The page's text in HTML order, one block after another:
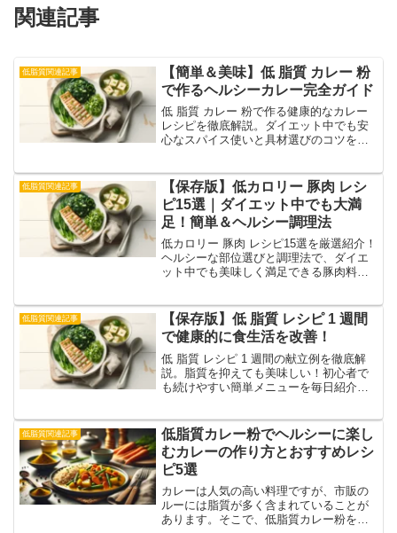
関連記事
低脂質関連記事
【簡単＆美味】低 脂質 カレー 粉
で作るヘルシーカレー完全ガイド
低 脂質 カレー 粉で作る健康的なカレー
レシピを徹底解説。ダイエット中でも安
心なスパイス使いと具材選びのコツをご
低脂質関連記事
【保存版】低カロリー 豚肉 レシ
ピ15選｜ダイエット中でも大満
足！簡単＆ヘルシー調理法
低カロリー 豚肉 レシピ15選を厳選紹介！
ヘルシーな部位選びと調理法で、ダイエ
ット中でも美味しく満足できる豚肉料理
低脂質関連記事
【保存版】低 脂質 レシピ 1 週間
で健康的に食生活を改善！
低 脂質 レシピ 1 週間の献立例を徹底解
説。脂質を抑えても美味しい！初心者で
も続けやすい簡単メニューを毎日紹介し
低脂質関連記事
低脂質カレー粉でヘルシーに楽し
むカレーの作り方とおすすめレシ
ピ5選
カレーは人気の高い料理ですが、市販の
ルーには脂質が多く含まれていることが
あります。そこで、低脂質カレー粉を活